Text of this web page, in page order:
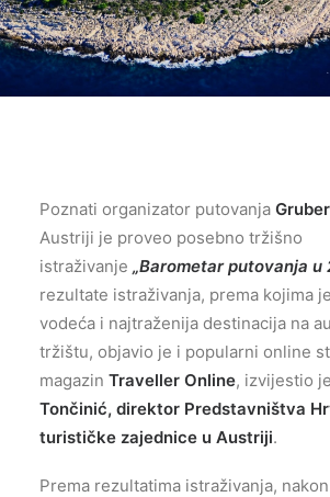
Poznati organizator putovanja
Austriji je proveo posebno tržišno
istraživanje „Barometar putovanja u
rezultate istraživanja, prema kojima
vodeća i najtraženija destinacija na
tržištu, objavio je i popularni online
magazin Traveller Online, izvijestio je
Tončinić, direktor Predstavništva
turističke zajednice u Austriji.
Prema rezultatima istraživanja, nakon